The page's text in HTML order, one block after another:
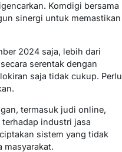
Komdigi bersama
sinergi untuk memastikan
2024 saja, lebih dari
serentak dengan
saja tidak cukup. Perlu
termasuk judi online,
industri jasa
sistem yang tidak
masyarakat.